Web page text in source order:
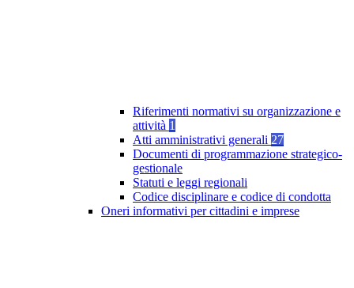
Riferimenti normativi su organizzazione e
attività 1
Atti amministrativi generali 27
Documenti di programmazione strategico-
gestionale
Statuti e leggi regionali
Codice disciplinare e codice di condotta
Oneri informativi per cittadini e imprese